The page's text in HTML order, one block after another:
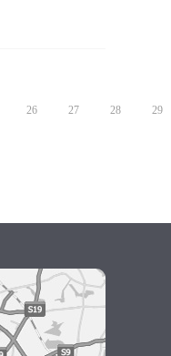
26 27 28
29